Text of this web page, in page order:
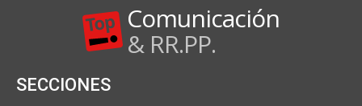
Comunicación
& RR.PP.
SECCIONES